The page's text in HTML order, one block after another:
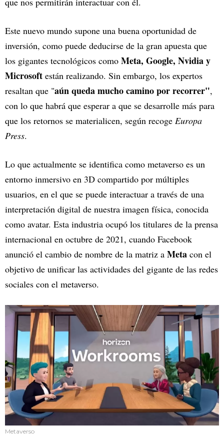
Este nuevo mundo supone una buena oportunidad de
inversión, como puede deducirse de la gran apuesta que
los gigantes tecnológicos como Meta, Google, Nvidia y
Microsoft están realizando. Sin embargo, los expertos
resaltan que "aún queda mucho camino por recorrer",
con lo que habrá que esperar a que se desarrolle más para
que los retornos se materialicen, según recoge Europa
Press.
Lo que actualmente se identifica como metaverso es un
entorno inmersivo en 3D compartido por múltiples
usuarios, en el que se puede interactuar a través de una
interpretación digital de nuestra imagen física, conocida
como avatar. Esta industria ocupó los titulares de la prensa
internacional en octubre de 2021, cuando Facebook
anunció el cambio de nombre de la matriz a Meta con el
objetivo de unificar las actividades del gigante de las redes
sociales con el metaverso.
Metaverso